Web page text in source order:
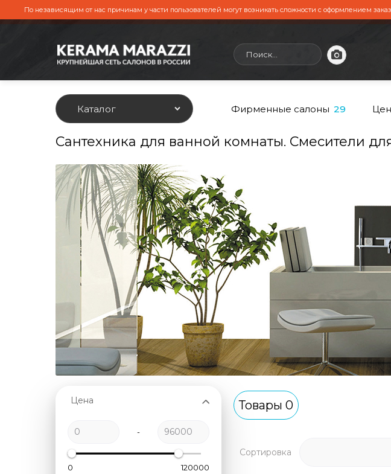
По независящим от нас причинам у части пользователей могут возникать сложности с оформлением
Каталог Фирменные салоны 29
Сантехника для ванной комнаты. Смесители
Цена
-
0 120000
Товары 0
Сортировка